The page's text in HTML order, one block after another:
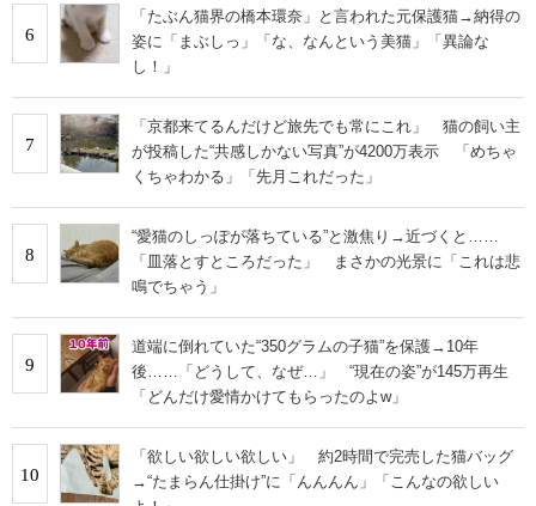
6
「たぶん猫界の橋本環奈」と言われた元保護猫→納得の
姿に「まぶしっ」「な、なんという美猫」「異論な
し！」
7
「京都来てるんだけど旅先でも常にこれ」 猫の飼い主
が投稿した“共感しかない写真”が4200万表示 「めちゃ
くちゃわかる」「先月これだった」
8
“愛猫のしっぽが落ちている”と激焦り→近づくと……
「皿落とすところだった」 まさかの光景に「これは悲
鳴でちゃう」
9
道端に倒れていた“350グラムの子猫”を保護→10年
後……「どうして、なぜ…」 “現在の姿”が145万再生
「どんだけ愛情かけてもらったのよw」
10
「欲しい欲しい欲しい」 約2時間で完売した猫バッグ
→“たまらん仕掛け”に「んんんん」「こんなの欲しい